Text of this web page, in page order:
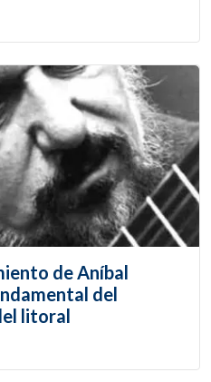
de Aníbal
del
litoral